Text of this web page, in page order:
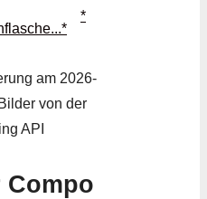
*
am 2026-
von der
API
Compo